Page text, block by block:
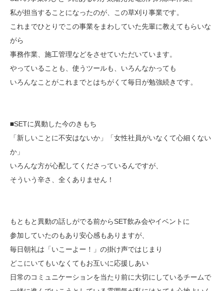
私が担当することになったのが、この草刈り事業です。
これまでひとりでこの事業をまわしていた先輩に教えてもらいな
がら
事務作業、施工管理などをさせていただいています。
やっていることも、使うツールも、いろんなかっても
いろんなことがこれまでとはちがくて毎日が勉強続きです。
■SETに異動した今のきもち
「新しいことに不安はないか」「女性社員がいなくて心細くない
か」
いろんな方が心配してくださっているんですが、
そういう辛さ、全くありません！
もともと異動の話しがでる前からSET飲み会やイベントに
参加していたのもあり安心感もありますが、
毎日朝礼は「いこーよー！」の掛け声ではじまり
どこにいてもいなくてもお互いに応援しあい
日常のコミュニケーションを当たり前に大切にしているチームで